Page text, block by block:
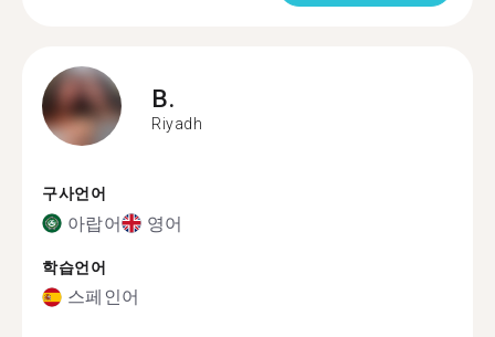
B.
Riyadh
구사언어
아랍어 영어
학습언어
스페인어